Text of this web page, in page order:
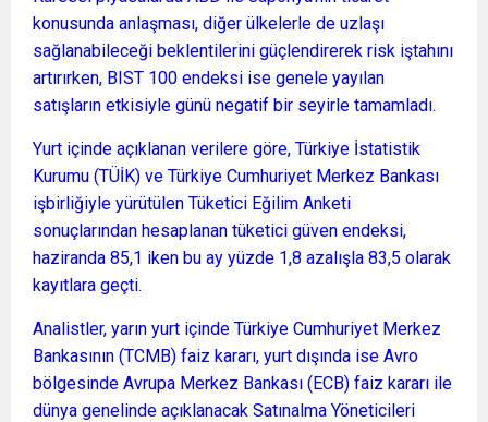
konusunda anlaşması, diğer ülkelerle de uzlaşı
sağlanabileceği beklentilerini güçlendirerek risk iştahını
artırırken, BIST 100 endeksi ise genele yayılan
satışların etkisiyle günü negatif bir seyirle tamamladı.
Yurt içinde açıklanan verilere göre, Türkiye İstatistik
Kurumu (TÜİK) ve Türkiye Cumhuriyet Merkez Bankası
işbirliğiyle yürütülen Tüketici Eğilim Anketi
sonuçlarından hesaplanan tüketici güven endeksi,
haziranda 85,1 iken bu ay yüzde 1,8 azalışla 83,5 olarak
kayıtlara geçti.
Analistler, yarın yurt içinde Türkiye Cumhuriyet Merkez
Bankasının (TCMB) faiz kararı, yurt dışında ise Avro
bölgesinde Avrupa Merkez Bankası (ECB) faiz kararı ile
dünya genelinde açıklanacak Satınalma Yöneticileri